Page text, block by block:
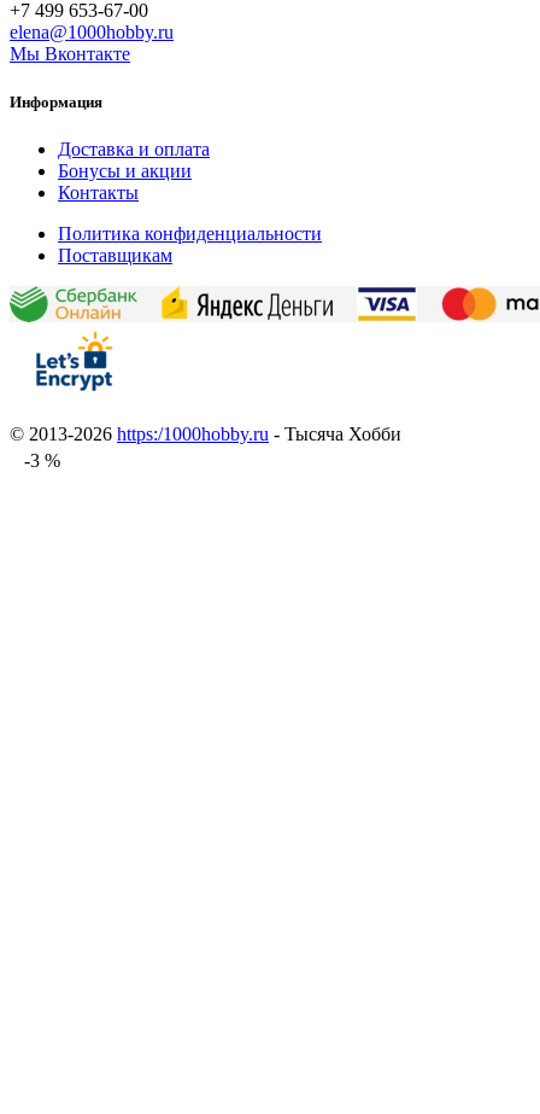
-3 %
+7 499 653-67-00
elena@1000hobby.ru
Мы Вконтакте
Информация
Доставка и оплата
Бонусы и акции
Контакты
Политика конфиденциальности
Поставщикам
© 2013-2026 https:/1000hobby.ru - Тысяча Хобби